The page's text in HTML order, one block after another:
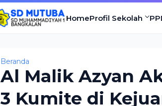
HomeProfil Sekolah
Beranda
Al Malik Azyan
3 Kumite di